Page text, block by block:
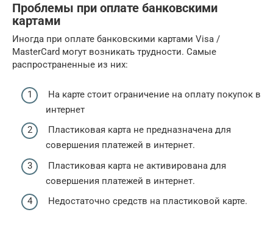
Проблемы при оплате банковскими
картами
Иногда при оплате банковскими картами Visa /
MasterCard могут возникать трудности. Самые
распространенные из них:
На карте стоит ограничение на оплату покупок в
интернет
Пластиковая карта не предназначена для
совершения платежей в интернет.
Пластиковая карта не активирована для
совершения платежей в интернет.
Недостаточно средств на пластиковой карте.